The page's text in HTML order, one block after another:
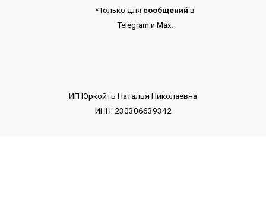
*Только для сообщений в
Telegram и Max.
ИП Юркойть Наталья Николаевна
ИНН: 230306639342